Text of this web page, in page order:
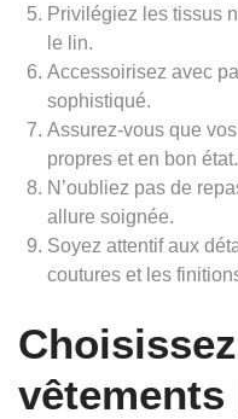
Privilégiez les tissus
le lin.
Accessoirisez avec
sophistiqué.
Assurez-vous que
propres et en bon état.
N’oubliez pas de
allure soignée.
Soyez attentif aux
coutures et les